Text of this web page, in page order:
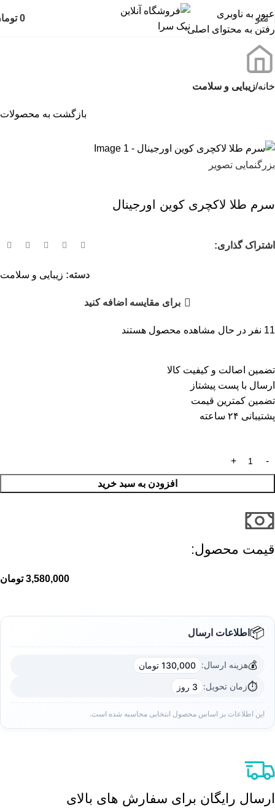
عبور به ناوبری
رفتن به محتوای اصلی
منو 0
خانه زیبایی و سلامت
بازگشت به محصولات
بزرگنمایی تصویر
سرم طلا لاکچری کوین اورجینال
اشتراک گذاری:
دسته: زیبایی و سلامت
برای مقایسه اضافه کنید
11 نفر در حال مشاهده محصول هستند
تضمین اصالت و کیفیت کالا
ارسال با پست پیشتاز
تضمین کمترین قیمت
پشتیبانی ۲۴ ساعته
افزودن به سبد خرید
قیمت محصول:​
3,580,000 تومان
📦اطلاعات ارسال
💰هزینه ارسال: 130,000 تومان
⏱️زمان تحویل: 3 روز
این اطلاعات بر اساس محصول انتخابی محاسبه شده است.
ارسال رایگان برای سفارش های بالای